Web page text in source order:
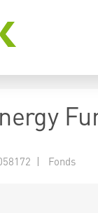
| Fonds